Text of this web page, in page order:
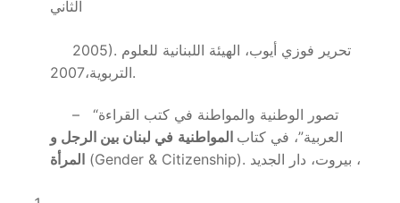
الثاني
2005). تحرير فوزي أيوب، الهيئة اللبنانية للعلوم
التربوية،2007.
– “تصور الوطنية والمواطنة في كتب القراءة
العربية”، في كتاب المواطنية في لبنان بين الرجل و
المرأة
(Gender & Citizenship). بيروت، دار الجديد ،